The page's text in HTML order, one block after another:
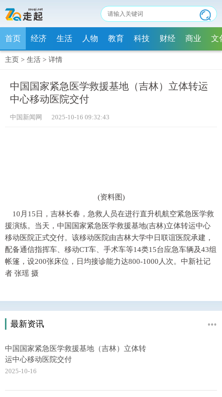
首页 经济 生活 人物 教育 科技 财经 商业 文
主页 > 生活 > 详情
中国国家紧急医学救援基地（吉林）立体转运
中心移动医院交付
中国新闻网 2025-10-16 09:32:43
(资料图)
10月15日，吉林长春，急救人员在进行直升机航空紧急医学救
援演练。当天，中国国家紧急医学救援基地(吉林)立体转运中心
移动医院正式交付。该移动医院由吉林大学中日联谊医院承建，
配备通信指挥车、移动CT车、手术车等14类15台应急车辆及43组
帐篷，设200张床位，日均接诊能力达800-1000人次。中新社记
者 张瑶 摄
最新资讯
中国国家紧急医学救援基地（吉林）立体转
运中心移动医院交付
2025-10-16